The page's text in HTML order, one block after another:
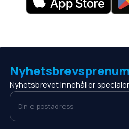
Nyhetsbrevet innehåller
Din e-postadress